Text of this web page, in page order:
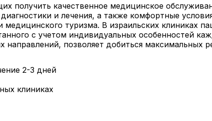
получить качественное медицинское
и лечения, а также комфортные
туризма. В израильских клиниках
с учетом индивидуальных особенностей
позволяет добиться максимальных
2-3 дней
клиниках